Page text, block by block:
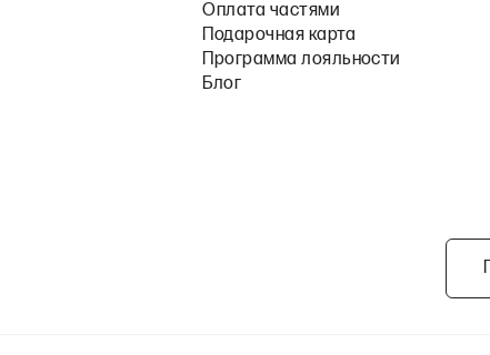
Оплата частями
Подарочная карта
Программа лояльности
Блог